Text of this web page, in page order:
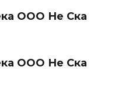
ООО Не Ска
ООО Не Ска